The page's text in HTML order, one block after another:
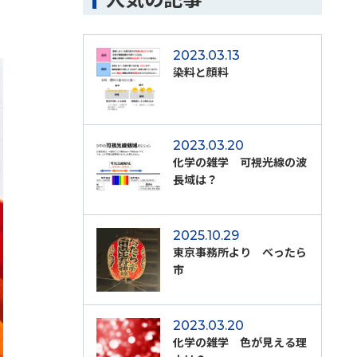
2023.03.13
染料と顔料
2023.03.20
化学の雑学 可視光線の波
長域は？
2025.10.29
東京事務所より べったら
市
2023.03.20
化学の雑学 色が見える理